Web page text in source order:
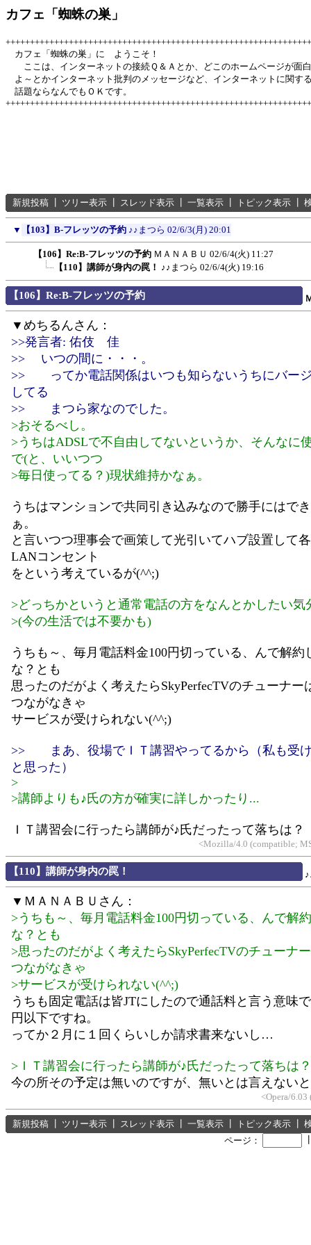
カフェ「蜘蛛の巣」
カフェ「蜘蛛の巣」に ようこそ！
ここは、インターネットの接続Ｑ＆Ａとか、どこのホームページが面
よ～とかインターネット批判のメッセージなど、インターネットに関す
話題ならなんでもＯＫです。
新規投稿 ツリー表示 スレッド表示 一覧表示 トピック表示
▼ 【103】B-フレッツの予約 ♪♪まつら 02/6/3(月) 20:01
【106】Re:B-フレッツの予約 ＭＡＮＡＢＵ 02/6/4(火) 11:27
【110】講師が身内の罠！ ♪♪まつら 02/6/4(火) 19:16
【106】Re:B-フレッツの予約
▼めちるんさん：
>>発言者: 佑伎 佳
>> いつの間に・・・。
>> ってか電話関係はいつも知らないうちにバー
してる
>> まつら家なのでした。
>おそるべし。
>うちはADSLで不自由してないというか、そんなに
で(と、いいつつ
>毎日使ってる？)現状維持かなぁ。
うちはマンションで共同引き込みなので勝手にはで
ぁ。
と言いつつ理事会で画策して光引いてハブ設置して
LANコンセント
をという考えているが(^^;)
>どっちかというと通常電話の方をなんとかしたい気
>(今の生活では不要かも)
うちも～、毎月電話料金100円切っている、んで解約
な？とも
思ったのだがよく考えたらSkyPerfecTVのチューナー
つながなきゃ
サービスが受けられない(^^;)
>> まあ、役場でＩＴ講習やってるから（私も受
と思った）
>
>講師よりも♪氏の方が確実に詳しかったり...
ＩＴ講習会に行ったら講師が♪氏だったって落ちは？
<Mozilla/4.0 (compatible;
【110】講師が身内の罠！
▼ＭＡＮＡＢＵさん：
>うちも～、毎月電話料金100円切っている、んで解
な？とも
>思ったのだがよく考えたらSkyPerfecTVのチューナ
つながなきゃ
>サービスが受けられない(^^;)
うちも固定電話は皆JTにしたので通話料と言う意味
円以下ですね。
ってか２月に１回くらいしか請求書来ないし…
>ＩＴ講習会に行ったら講師が♪氏だったって落ちは？
今の所その予定は無いのですが、無いとは言えない
<Opera/
新規投稿 ツリー表示 スレッド表示 一覧表示 トピック表示
ページ：